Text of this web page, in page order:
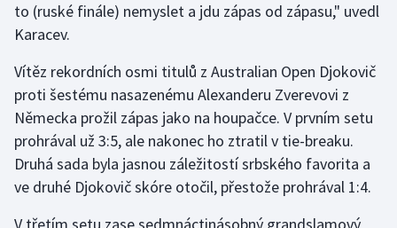
Veslování
Vodní slalom
Volejbal
Ostatní
to (ruské finále) nemyslet a jdu zápas od zápasu," uvedl
Karacev.
Vítěz rekordních osmi titulů z Australian Open Djokovič
proti šestému nasazenému Alexanderu Zverevovi z
Německa prožil zápas jako na houpačce. V prvním setu
prohrával už 3:5, ale nakonec ho ztratil v tie-breaku.
Druhá sada byla jasnou záležitostí srbského favorita a
ve druhé Djokovič skóre otočil, přestože prohrával 1:4.